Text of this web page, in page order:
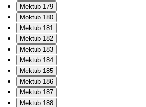
Mektub 179
Mektub 180
Mektub 181
Mektub 182
Mektub 183
Mektub 184
Mektub 185
Mektub 186
Mektub 187
Mektub 188